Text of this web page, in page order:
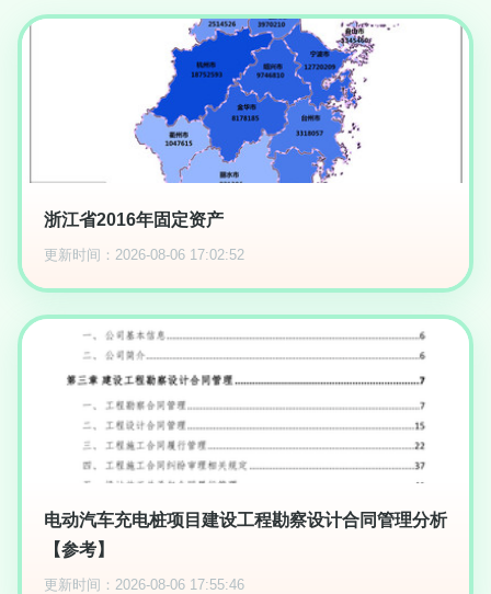
浙江省2016年固定资产
更新时间：2026-08-06 17:02:52
电动汽车充电桩项目建设工程勘察设计合同管理分析
【参考】
更新时间：2026-08-06 17:55:46